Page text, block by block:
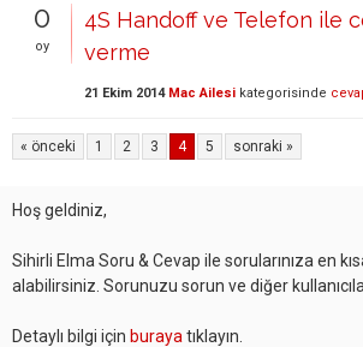
0
oy
4S Handoff ve Telefon ile
verme
21 Ekim 2014 Mac Ailesi kategorisinde
« önceki 1 2 3 4 5 sonraki »
Hoş geldiniz,
Sihirli Elma Soru & Cevap ile sorularınıza en
alabilirsiniz. Sorunuzu sorun ve diğer
Detaylı bilgi için buraya tıklayın.